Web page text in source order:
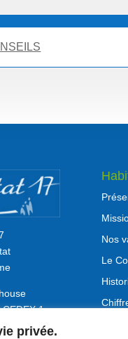
privée.
CEDEX 1
Nos
Le